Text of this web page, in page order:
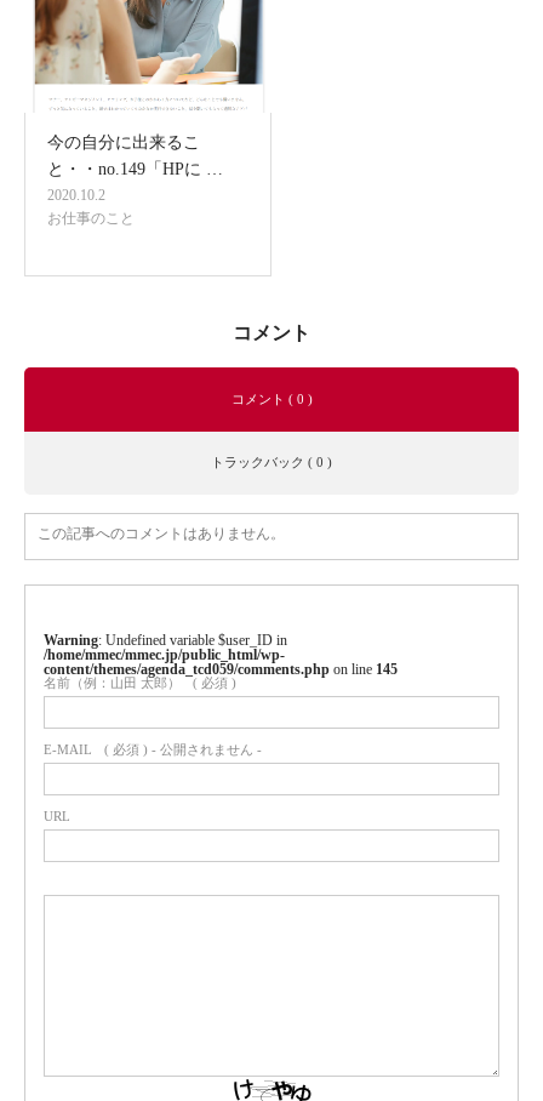
今の自分に出来るこ
と・・no.149「HPに …
2020.10.2
お仕事のこと
コメント
コメント ( 0 )
トラックバック ( 0 )
この記事へのコメントはありません。
Warning : Undefined variable $user_ID in
/home/mmec/mmec.jp/public_html/wp-
content/themes/agenda_tcd059/comments.php on line 145
名前（例：山田 太郎） ( 必須 )
E-MAIL ( 必須 ) - 公開されません -
URL